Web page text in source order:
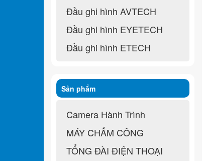
Đầu ghi hình AVTECH
Đầu ghi hình EYETECH
Đầu ghi hình ETECH
Sản phẩm
Camera Hành Trình
MÁY CHẤM CÔNG
TỔNG ĐÀI ĐIỆN THOẠI